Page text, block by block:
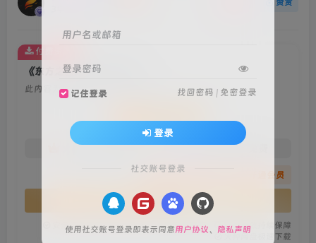
赞赏
《东方之茵(Eastshade)》
此内容为付费资源，请付费后查看
免费
您暂无购买权限，请先开通会员
开通会员
安全绿色无毒保障 永久免费稳定更新
资源有效持续保障
火种网盘极速下载
付费资源
用户名或邮箱
登录密码
记住登录 找回密码 | 免密登录
登录
社交账号登录
使用社交账号登录即表示同意用户协议、 隐私声明